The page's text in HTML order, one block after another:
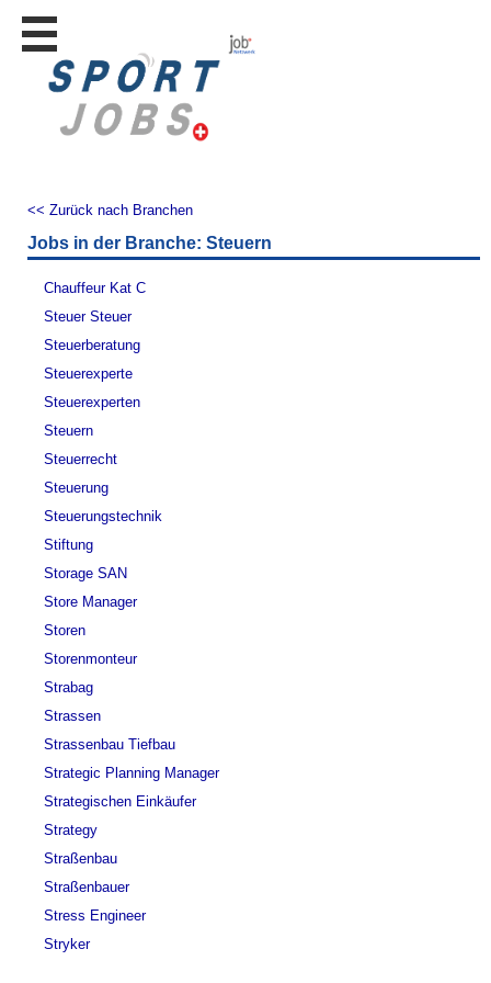
Stellen
finden
inserieren
Personalberatungen
Tipp's
WERBUNG
JOB-
Lehrstellen
finden
Lehrstellen
gratis
inserieren
<< Zurück nach Branchen
Jobs in der Branche: Steuern
Chauffeur Kat C
Steuer Steuer
Steuerberatung
Steuerexperte
Steuerexperten
Steuern
Steuerrecht
Steuerung
Steuerungstechnik
Stiftung
Storage SAN
Store Manager
Storen
Storenmonteur
Strabag
Strassen
Strassenbau Tiefbau
Strategic Planning Manager
Strategischen Einkäufer
Strategy
Straßenbau
Straßenbauer
Stress Engineer
Stryker